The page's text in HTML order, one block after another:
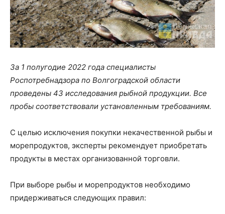
За 1 полугодие 2022 года специалисты
Роспотребнадзора по Волгоградской области
проведены 43 исследования рыбной продукции. Все
пробы соответствовали установленным требованиям.
С целью исключения покупки некачественной рыбы и
морепродуктов, эксперты рекомендует приобретать
продукты в местах организованной торговли.
При выборе рыбы и морепродуктов необходимо
придерживаться следующих правил: